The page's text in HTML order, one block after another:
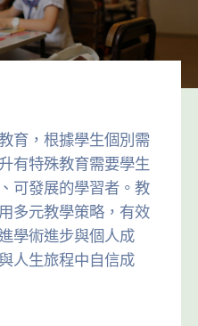
育，根據學生個別需
有特殊教育需要學生
可發展的學習者。教
多元教學策略，有效
學術進步與個人成
人生旅程中自信成